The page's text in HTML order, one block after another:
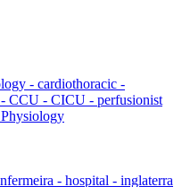
- cardiothoracic -
CCU - CICU - perfusionist
- hospital - inglaterra